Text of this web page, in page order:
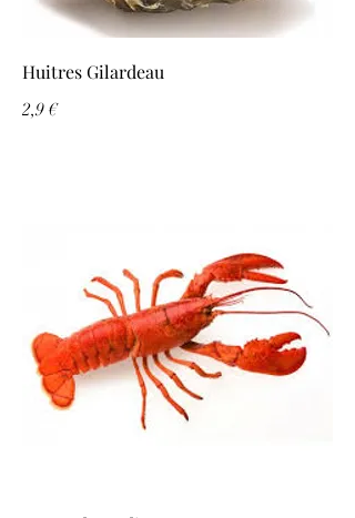
Huitres Gilardeau
2,9 €